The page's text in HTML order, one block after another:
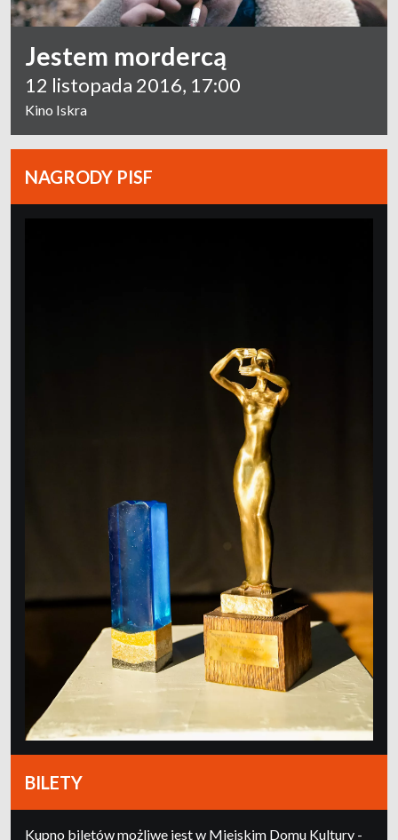
Jestem mordercą
12 listopada 2016, 17:00
Kino Iskra
NAGRODY PISF
BILETY
Kupno biletów możliwe jest w Miejskim Domu Kultury -